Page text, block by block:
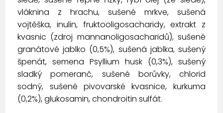
vláknina z hrachu, sušené mrkve, sušená
vojtěška, inulin, fruktooligosacharidy, extrakt z
kvasnic (zdroj mannanoligosacharidů), sušené
granátové jablko (0,5%), sušená jablka, sušený
špenát, semena Psyllium husk (0,3%), sušený
sladký pomeranč, sušené borůvky, chlorid
sodný, sušené pivovarské kvasnice, kurkuma
(0,2%), glukosamin, chondroitin sulfát.